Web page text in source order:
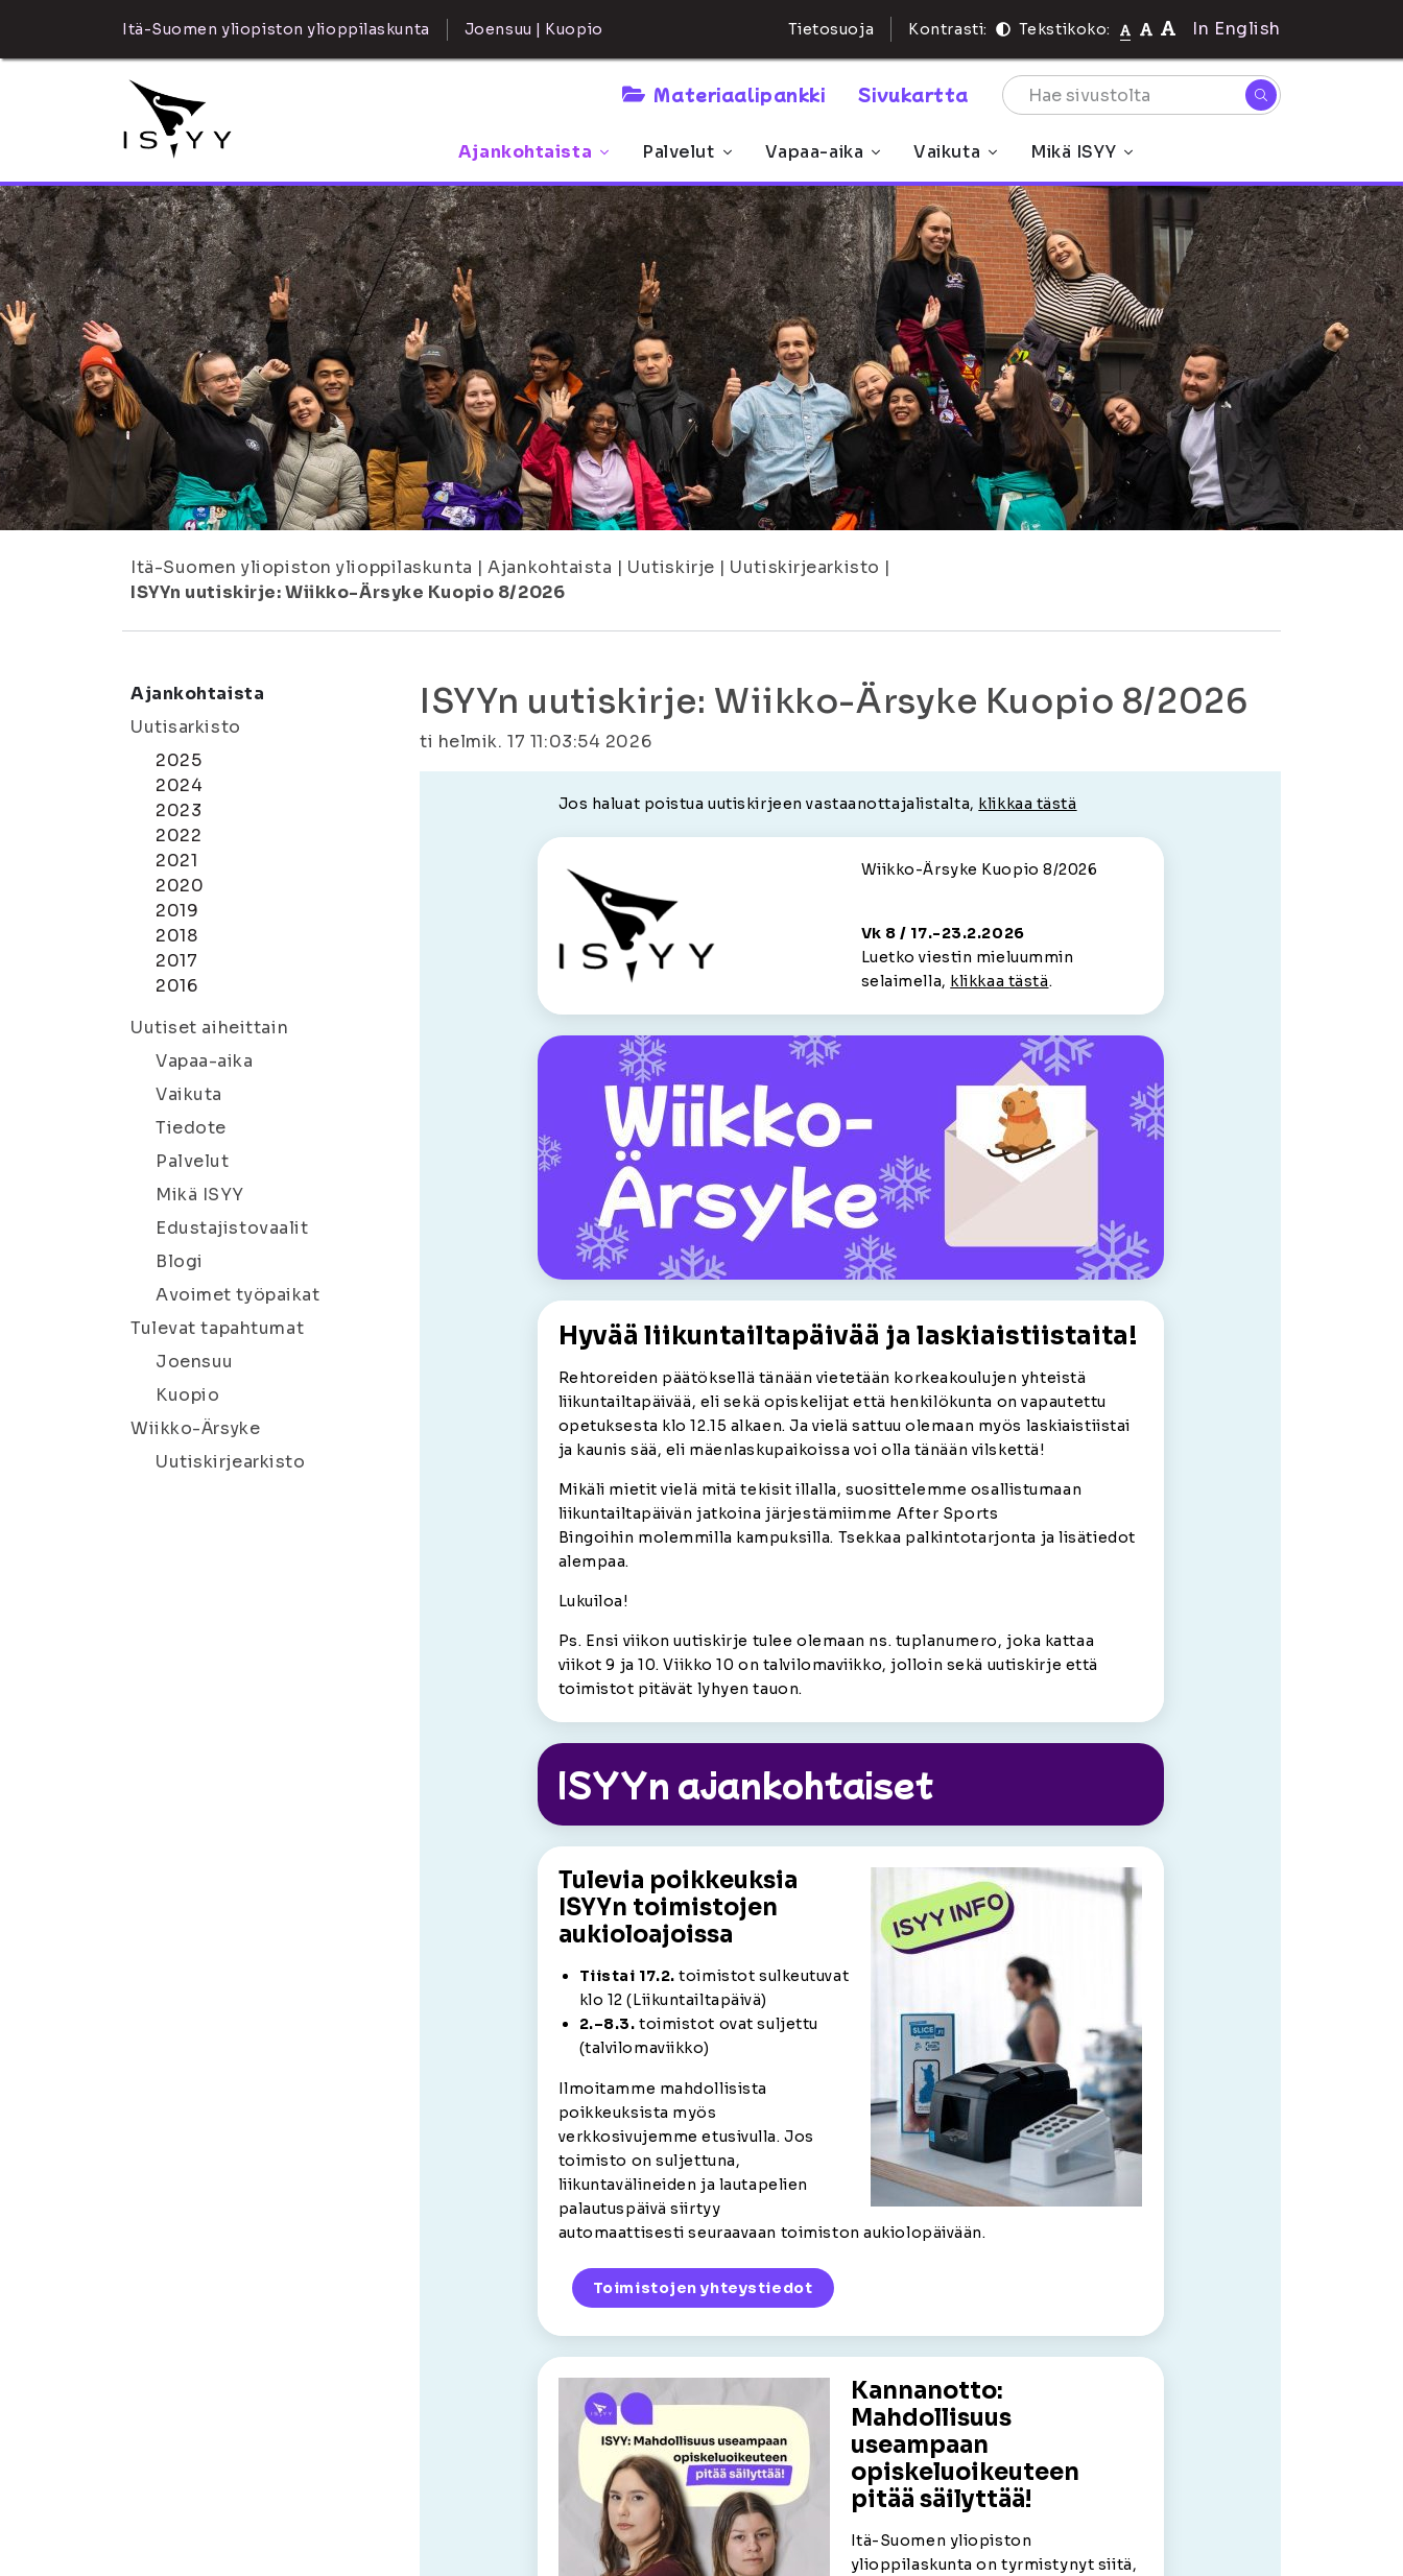
Itä-Suomen yliopiston ylioppilaskunta Joensuu | Kuopio Tietosuoja Kontrasti: Tekstikoko: In English
Materiaalipankki Sivukartta
Ajankohtaista Palvelut Vapaa-aika Vaikuta Mikä ISYY
Itä-Suomen yliopiston ylioppilaskunta | Ajankohtaista | Uutiskirje | Uutiskirjearkisto |
ISYYn uutiskirje: Wiikko-Ärsyke Kuopio 8/2026
Ajankohtaista
Uutisarkisto
2025
2024
2023
2022
2021
2020
2019
2018
2017
2016
Uutiset aiheittain
Vapaa-aika
Vaikuta
Tiedote
Palvelut
Mikä ISYY
Edustajistovaalit
Blogi
Avoimet työpaikat
Tulevat tapahtumat
Joensuu
Kuopio
Wiikko-Ärsyke
Uutiskirjearkisto
ISYYn uutiskirje: Wiikko-Ärsyke Kuopio 8/2026
ti helmik. 17 11:03:54 2026
Jos haluat poistua uutiskirjeen vastaanottajalistalta, klikkaa tästä
Wiikko-Ärsyke Kuopio 8/2026
Vk 8 / 17.-23.2.2026
Luetko viestin mieluummin
selaimella, klikkaa tästä.
Hyvää liikuntailtapäivää ja laskiaistiistaita!
Rehtoreiden päätöksellä tänään vietetään korkeakoulujen yhteistä
liikuntailtapäivää, eli sekä opiskelijat että henkilökunta on vapautettu
opetuksesta klo 12.15 alkaen. Ja vielä sattuu olemaan myös laskiaistiistai
ja kaunis sää, eli mäenlaskupaikoissa voi olla tänään vilskettä!
Mikäli mietit vielä mitä tekisit illalla, suosittelemme osallistumaan
liikuntailtapäivän jatkoina järjestämiimme After Sports
Bingoihin molemmilla kampuksilla. Tsekkaa palkintotarjonta ja lisätiedot
alempaa.
Lukuiloa!
Ps. Ensi viikon uutiskirje tulee olemaan ns. tuplanumero, joka kattaa
viikot 9 ja 10. Viikko 10 on talvilomaviikko, jolloin sekä uutiskirje että
toimistot pitävät lyhyen tauon.
ISYYn ajankohtaiset
Tulevia poikkeuksia
ISYYn toimistojen
aukioloajoissa
Tiistai 17.2.toimistot sulkeutuvat
klo 12 (Liikuntailtapäivä)
2.–8.3. toimistot ovat suljettu
(talvilomaviikko)
Ilmoitamme mahdollisista
poikkeuksista myös
verkkosivujemme etusivulla. Jos
toimisto on suljettuna,
liikuntavälineiden ja lautapelien
palautuspäivä siirtyy
automaattisesti seuraavaan toimiston aukiolopäivään.
Toimistojen yhteystiedot
Kannanotto:
Mahdollisuus
useampaan
opiskeluoikeuteen
pitää säilyttää!
Itä-Suomen yliopiston
ylioppilaskunta on tyrmistynyt siitä,